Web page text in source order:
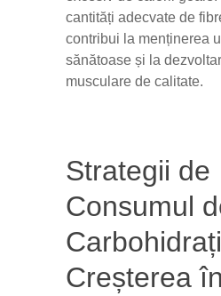
cantități adecvate de
contribui la menținerea
sănătoase și la
musculare de calitate.
Strategii de
Consumul
Creșterea în